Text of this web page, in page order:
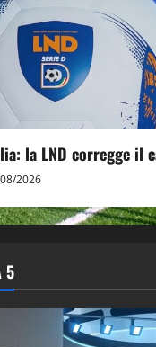
la LND corregge il
2026
5